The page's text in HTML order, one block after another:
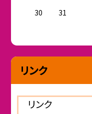
30
31
リンク
リンク